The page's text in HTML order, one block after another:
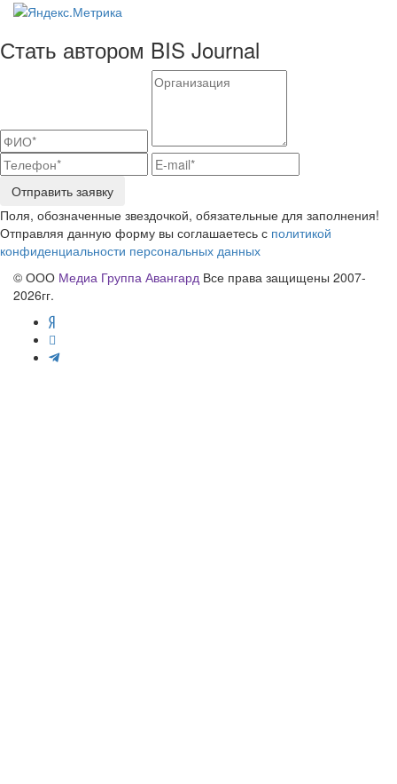
Стать автором BIS Journal
Отправить заявку
Поля, обозначенные звездочкой, обязательные для заполнения!
Отправляя данную форму вы соглашаетесь с политикой
конфиденциальности персональных данных
© ООО Медиа Группа Авангард Все права защищены 2007-
2026гг.